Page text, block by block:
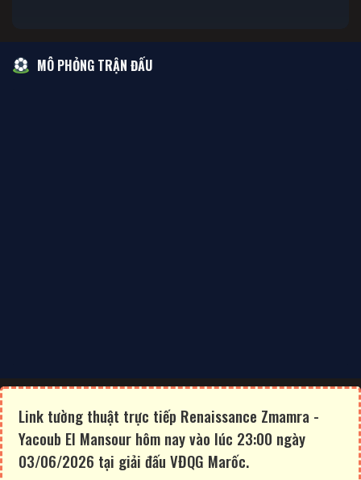
MÔ PHỎNG TRẬN ĐẤU
Link tường thuật trực tiếp Renaissance Zmamra -
Yacoub El Mansour hôm nay vào lúc 23:00 ngày
03/06/2026 tại giải đấu VĐQG Marốc.